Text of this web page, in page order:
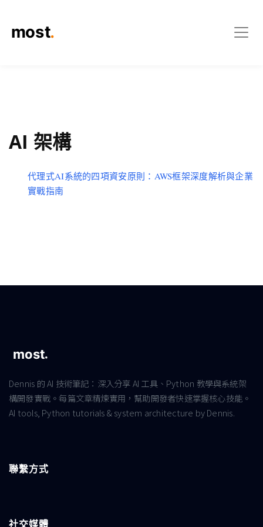
AI 架構
代理式AI系統的四項資安原則：AWS框架深度解析與企業
實戰指南
Dennis 的 AI 技術筆記：深入分享 AI 工具、Python 教學與系統架
構開發實戰。每篇文章精煉實用，幫助開發者快速掌握核心技能。
AI tools, Python tutorials & system architecture by Dennis.
聯繫方式
社交媒體